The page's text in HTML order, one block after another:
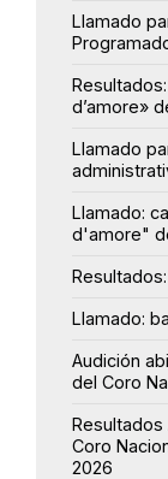
Llamado
d’amore»
Llamado
Llamado:
d'amore"
Llamado:
Audición
del Coro
Resultados
Coro
2026